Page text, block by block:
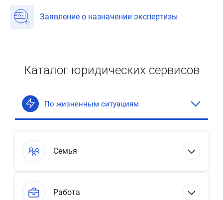
Заявление о назначении экспертизы
Каталог юридических сервисов
По жизненным ситуациям
Семья
Работа